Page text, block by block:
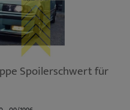
Spoilerschwert für